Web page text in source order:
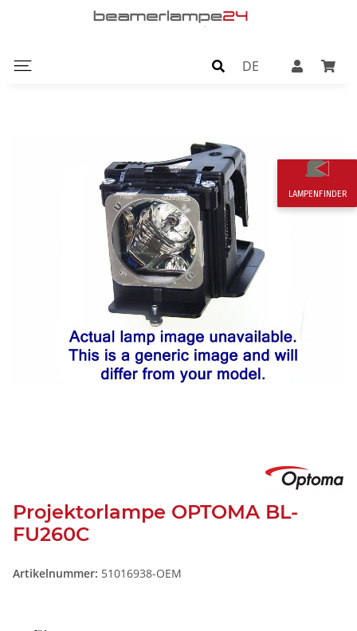
DE
Projektorlampe OPTOMA BL-
FU260C
Artikelnummer: 51016938-OEM
LAMPENFINDER